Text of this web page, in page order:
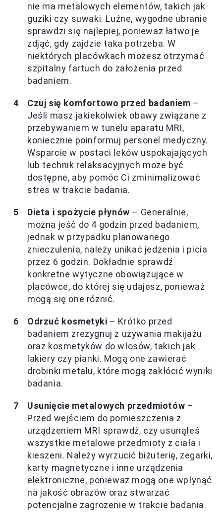
nie ma metalowych elementów, takich jak
guziki czy suwaki. Luźne, wygodne ubranie
sprawdzi się najlepiej, ponieważ łatwo je
zdjąć, gdy zajdzie taka potrzeba. W
niektórych placówkach możesz otrzymać
szpitalny fartuch do założenia przed
badaniem.
Czuj się komfortowo przed badaniem –
Jeśli masz jakiekolwiek obawy związane z
przebywaniem w tunelu aparatu MRI,
koniecznie poinformuj personel medyczny.
Wsparcie w postaci leków uspokajających
lub technik relaksacyjnych może być
dostępne, aby pomóc Ci zminimalizować
stres w trakcie badania.
Dieta i spożycie płynów – Generalnie,
można jeść do 4 godzin przed badaniem,
jednak w przypadku planowanego
znieczulenia, należy unikać jedzenia i picia
przez 6 godzin. Dokładnie sprawdź
konkretne wytyczne obowiązujące w
placówce, do której się udajesz, ponieważ
mogą się one różnić.
Odrzuć kosmetyki – Krótko przed
badaniem zrezygnuj z używania makijażu
oraz kosmetyków do włosów, takich jak
lakiery czy pianki. Mogą one zawierać
drobinki metalu, które mogą zakłócić wyniki
badania.
Usunięcie metalowych przedmiotów –
Przed wejściem do pomieszczenia z
urządzeniem MRI sprawdź, czy usunąłeś
wszystkie metalowe przedmioty z ciała i
kieszeni. Należy wyrzucić biżuterię, zegarki,
karty magnetyczne i inne urządzenia
elektroniczne, ponieważ mogą one wpłynąć
na jakość obrazów oraz stwarzać
potencjalne zagrożenie w trakcie badania.